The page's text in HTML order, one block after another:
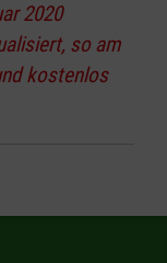
2020
so am
kostenlos